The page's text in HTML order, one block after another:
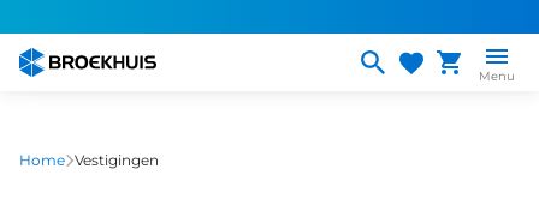
naar
gaan
Menu
Home Vestigingen